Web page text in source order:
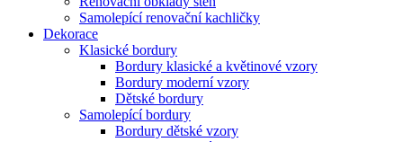
Samolepící renovační kachličky
Dekorace
Klasické bordury
Bordury klasické a květinové vzory
Bordury moderní vzory
Dětské bordury
Samolepící bordury
Bordury dětské vzory